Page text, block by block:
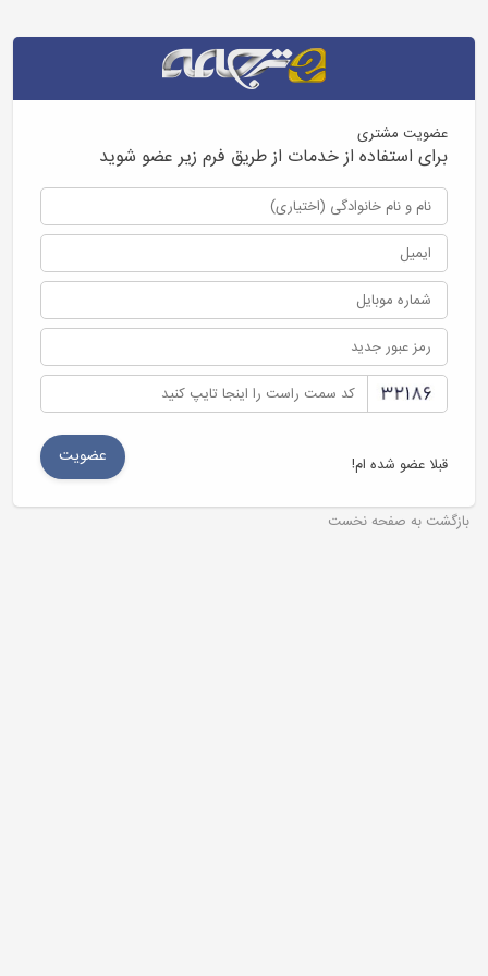
عضویت مشتری
برای استفاده از خدمات از طریق فرم زیر عضو شوید
قبلا عضو شده ام!
بازگشت به صفحه نخست